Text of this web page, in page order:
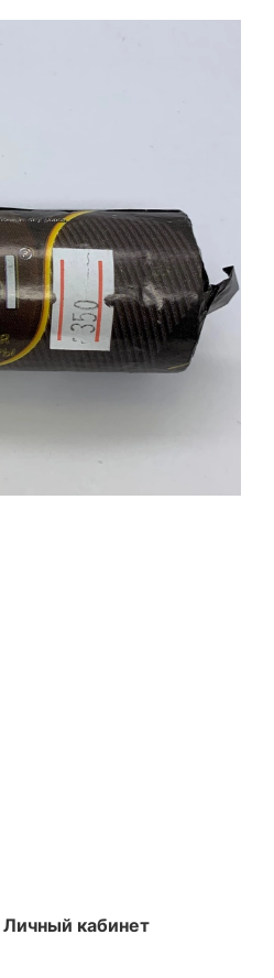
Личный кабинет